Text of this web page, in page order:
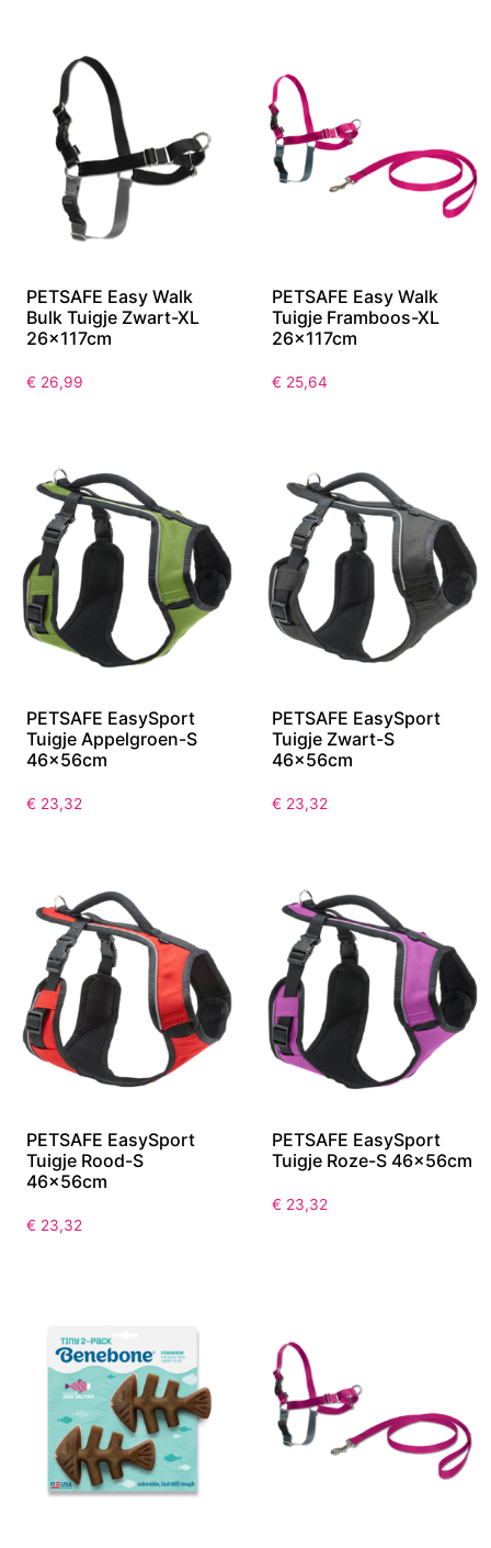
PETSAFE Easy Walk
Bulk Tuigje Zwart-XL
26x117cm
€ 26,99
PETSAFE Easy Walk
Tuigje Framboos-XL
26x117cm
€ 25,64
PETSAFE EasySport
Tuigje Appelgroen-S
46x56cm
€ 23,32
PETSAFE EasySport
Tuigje Zwart-S
46x56cm
€ 23,32
PETSAFE EasySport
Tuigje Rood-S
46x56cm
€ 23,32
PETSAFE EasySport
Tuigje Roze-S 46x56cm
€ 23,32